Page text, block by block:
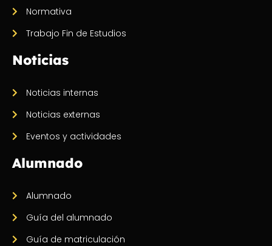
Normativa
Trabajo Fin de Estudios
Noticias
Noticias internas
Noticias externas
Eventos y actividades
Alumnado
Alumnado
Guía del alumnado
Guía de matriculación